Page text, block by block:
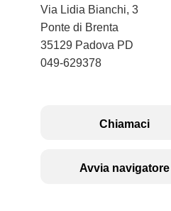
Via Lidia Bianchi, 3
Ponte di Brenta
35129 Padova PD
049-629378
Chiamaci
Avvia navigatore